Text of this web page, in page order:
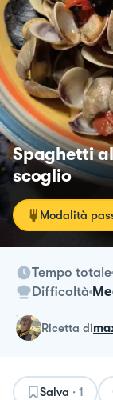
Spaghetti
scoglio
Modalità
Tempo totale
Difficoltà
ricetta di
Salva · 1